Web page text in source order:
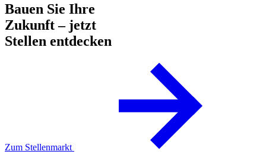
Bauen Sie Ihre
Zukunft – jetzt
Stellen entdecken
Zum Stellenmarkt